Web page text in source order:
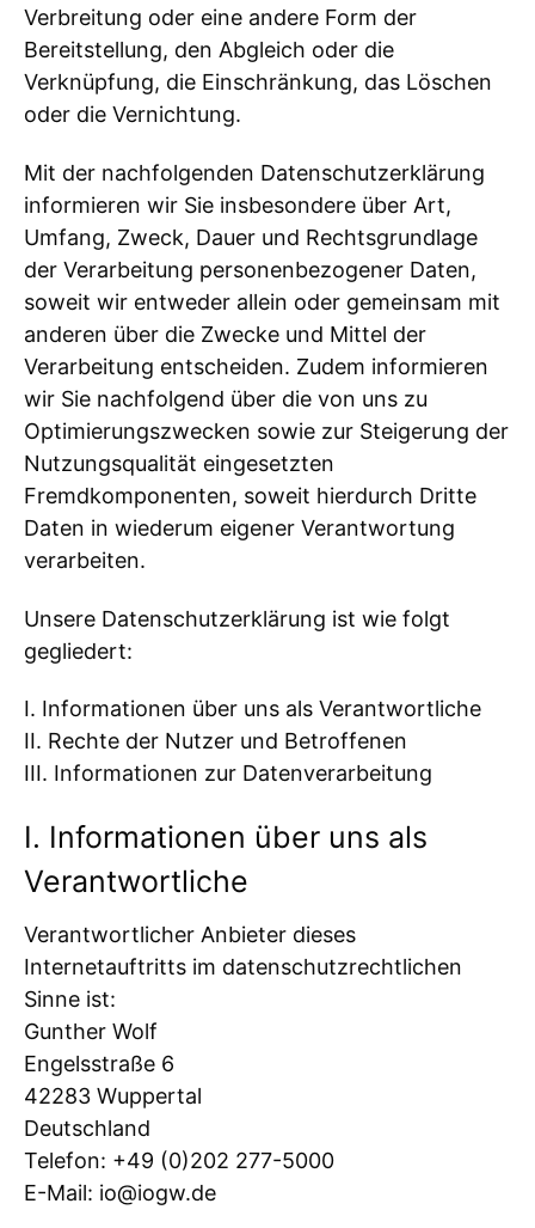
Verbreitung oder eine andere Form der
Bereitstellung, den Abgleich oder die
Verknüpfung, die Einschränkung, das Löschen
oder die Vernichtung.
Mit der nachfolgenden Datenschutzerklärung
informieren wir Sie insbesondere über Art,
Umfang, Zweck, Dauer und Rechtsgrundlage
der Verarbeitung personenbezogener Daten,
soweit wir entweder allein oder gemeinsam mit
anderen über die Zwecke und Mittel der
Verarbeitung entscheiden. Zudem informieren
wir Sie nachfolgend über die von uns zu
Optimierungszwecken sowie zur Steigerung der
Nutzungsqualität eingesetzten
Fremdkomponenten, soweit hierdurch Dritte
Daten in wiederum eigener Verantwortung
verarbeiten.
Unsere Datenschutzerklärung ist wie folgt
gegliedert:
I. Informationen über uns als Verantwortliche
II. Rechte der Nutzer und Betroffenen
III. Informationen zur Datenverarbeitung
I. Informationen über uns als
Verantwortliche
Verantwortlicher Anbieter dieses
Internetauftritts im datenschutzrechtlichen
Sinne ist:
Gunther Wolf
Engelsstraße 6
42283 Wuppertal
Deutschland
Telefon: +49 (0)202 277-5000
E-Mail: io@iogw.de